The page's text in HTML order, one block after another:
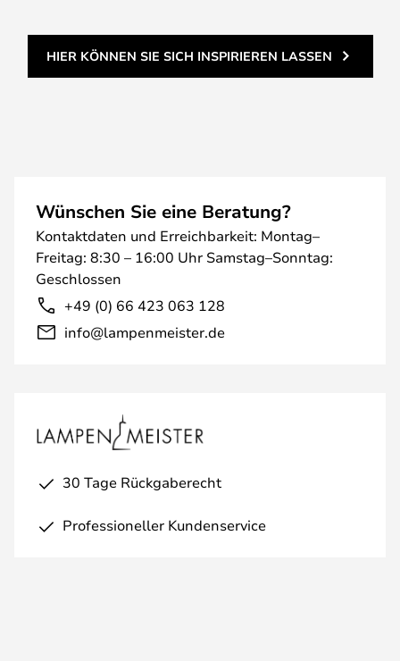
HIER KÖNNEN SIE SICH INSPIRIEREN LASSEN
Wünschen Sie eine Beratung?
Kontaktdaten und Erreichbarkeit: Montag–
Freitag: 8:30 – 16:00 Uhr Samstag–Sonntag:
Geschlossen
+49 (0) 66 423 063 128
info@lampenmeister.de
30 Tage Rückgaberecht
Professioneller Kundenservice